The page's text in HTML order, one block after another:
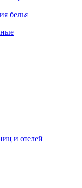
белья
и отелей